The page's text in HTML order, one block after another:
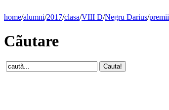
home/alumni/2017/clasa/VIII D/Negru Darius/premii
Cãutare